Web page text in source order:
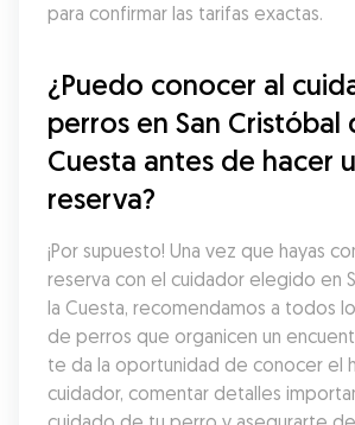
para confirmar las tarifas exactas.
¿Puedo conocer al
perros en San Cristóbal
Cuesta antes de hacer
reserva?
¡Por supuesto! Una vez que hayas
reserva con el cuidador elegido en
la Cuesta, recomendamos a todos
de perros que organicen un
te da la oportunidad de conocer el
cuidador, comentar detalles